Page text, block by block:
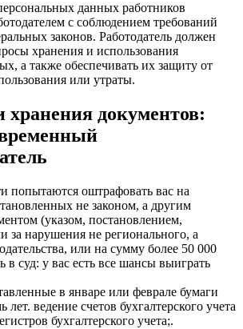
данных работников
с соблюдением требований
законов. Работодатель должен
хранения и использования
а также обеспечивать их защиту от
или утраты.
документов:
попытаются оштрафовать вас на
не законом, а другим
(указом, поста­новлением,
за нарушения не регионального, а
или на сумму более 50 000
в суд: у вас есть все шансы выиграть
в январе или феврале бумаги
лет. ведение счетов бухгалтерского учета
бухгалтерского учета;.